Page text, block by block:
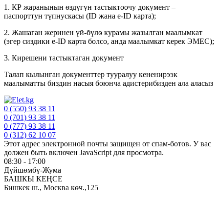
1. КР жаранынын ѳздүгүн тастыктоочу документ –
паспорттун түпнускасы (ID жана e-ID карта);
2. Жашаган жеринен үй-бүлѳ курамы жазылган маалымкат
(эгер сиздики e-ID карта болсо, анда маалымкат керек ЭМЕС);
3. Кирешени тастыктаган документ
Талап кылынган документтер тууралуу кененирээк
маалыматты биздин насыя боюнча адистерибизден ала аласыз
0 (550) 93 38 11
0 (701) 93 38 11
0 (777) 93 38 11
0 (312) 62 10 07
Этот адрес электронной почты защищен от спам-ботов. У вас
должен быть включен JavaScript для просмотра.
08:30 - 17:00
Дүйшѳмбү-Жума
БАШКЫ КЕҢСЕ
Бишкек ш., Москва кѳч.,125